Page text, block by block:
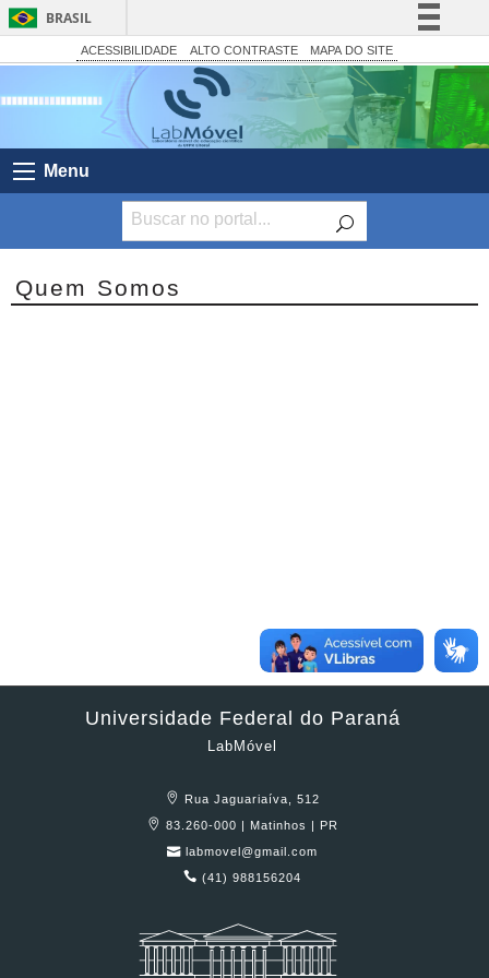
BRASIL
Simplifique!
Comunica BR
Participe
Acesso à informação
Canais
ACESSIBILIDADE ALTO CONTRASTE MAPA DO SITE
Menu
Quem Somos
Universidade Federal do Paraná
LabMóvel
Rua Jaguariaíva, 512
83.260-000 | Matinhos | PR
labmovel@gmail.com
(41) 988156204